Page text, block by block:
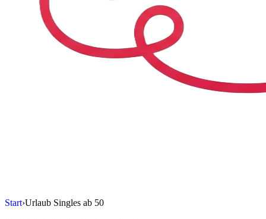
Skip to content
Start›Urlaub Singles ab 50